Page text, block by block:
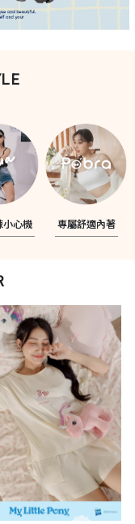
小心機 專屬舒適內著